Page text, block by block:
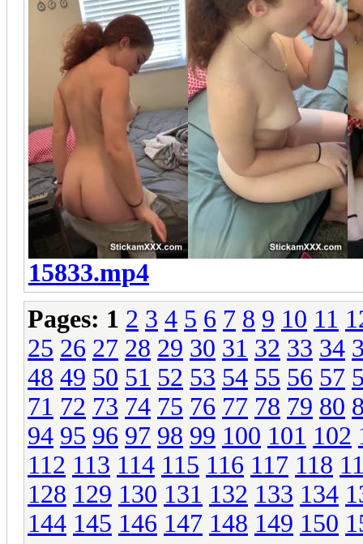
15833.mp4
Pages: 1 2 3 4 5 6 7 8 9 10 11
25 26 27 28 29 30 31 32 33 34
48 49 50 51 52 53 54 55 56 57
71 72 73 74 75 76 77 78 79 80
94 95 96 97 98 99 100 101 102
112 113 114 115 116 117 118
128 129 130 131 132 133 134
144 145 146 147 148 149 150